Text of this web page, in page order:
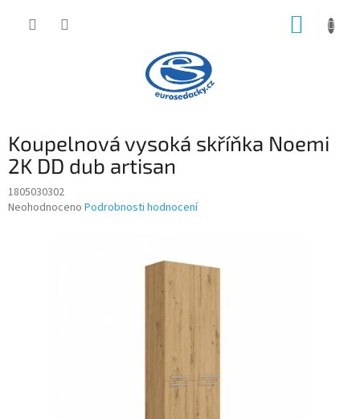
Koupelnová vysoká skříňka Noemi
2K DD dub artisan
1805030302
Průměrné
Neohodnoceno Podrobnosti hodnocení